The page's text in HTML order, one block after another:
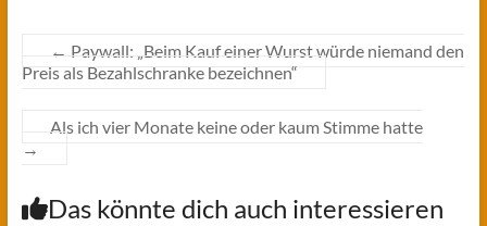
← Paywall: „Beim Kauf einer Wurst würde niemand den
Preis als Bezahlschranke bezeichnen“
Als ich vier Monate keine oder kaum Stimme hatte
→
Das könnte dich auch interessieren